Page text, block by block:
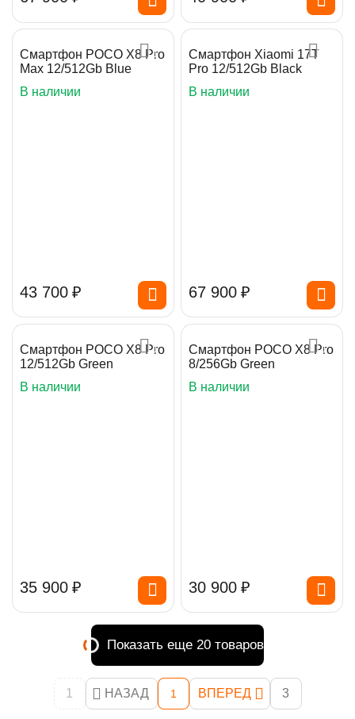
Смартфон POCO X8 Pro
Max 12/512Gb Blue
В наличии
43 700 ₽
Смартфон Xiaomi 17T
Pro 12/512Gb Black
В наличии
67 900 ₽
Смартфон POCO X8 Pro
12/512Gb Green
В наличии
35 900 ₽
Смартфон POCO X8 Pro
8/256Gb Green
В наличии
30 900 ₽
Показать еще 20 товаров
1 НАЗАД 1 ВПЕРЕД 3